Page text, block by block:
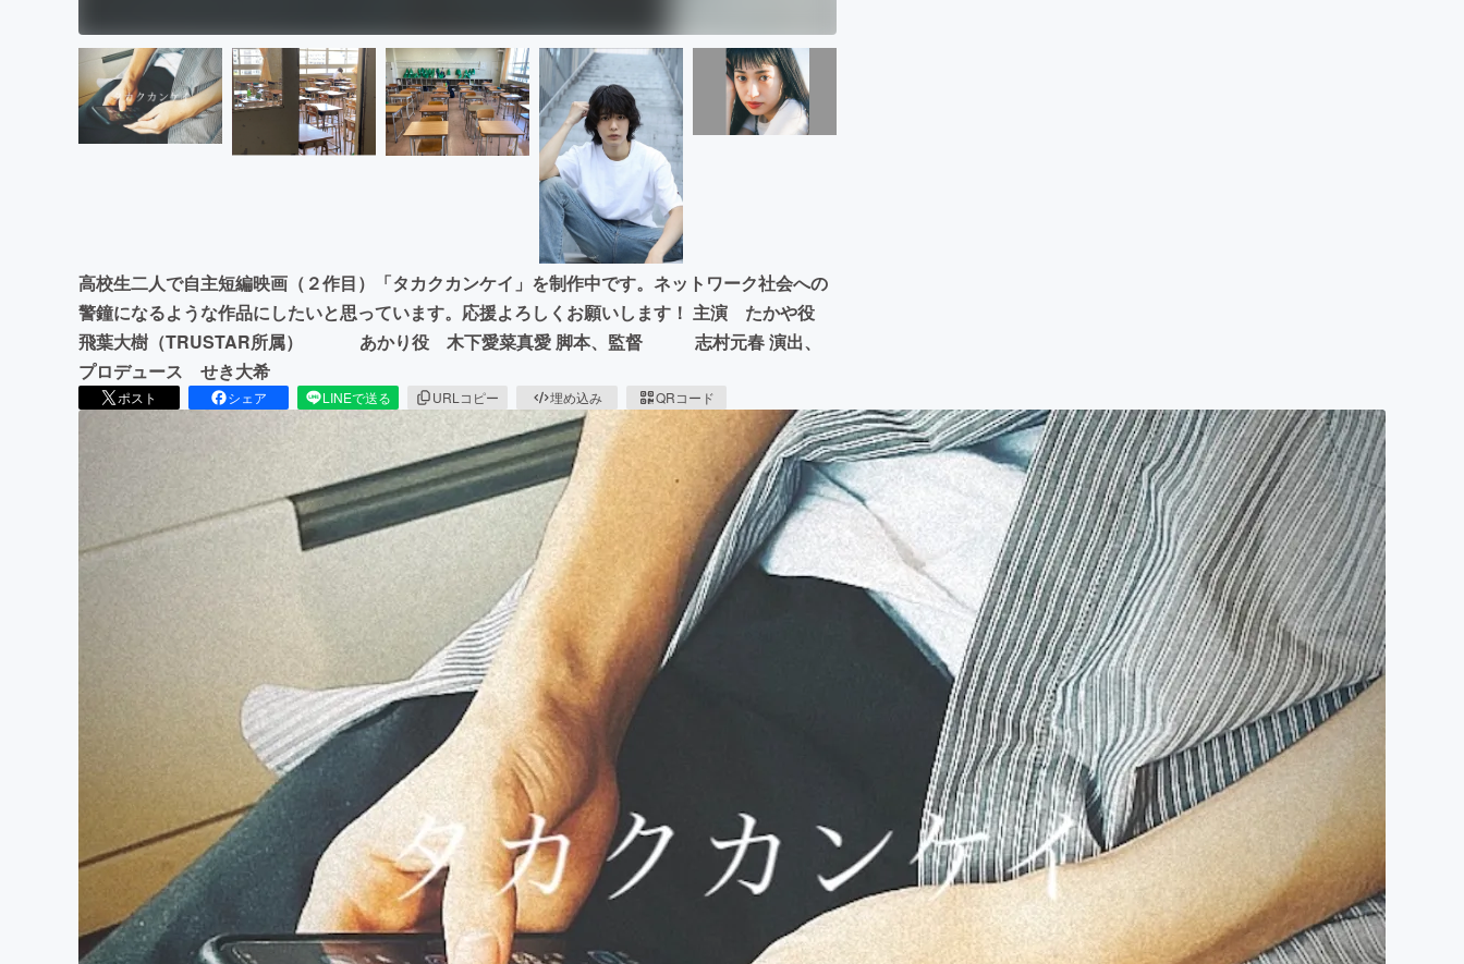
高校生二人で自主短編映画（２作目）「タカクカンケイ」を制作中です。ネットワーク社会への
警鐘になるような作品にしたいと思っています。応援よろしくお願いします！ 主演 たかや役
飛葉大樹（TRUSTAR所属） あかり役 木下愛菜真愛 脚本、監督 志村元春 演出、
プロデュース せき大希
ポスト シェア LINEで送る URLコピー 埋め込み QRコード